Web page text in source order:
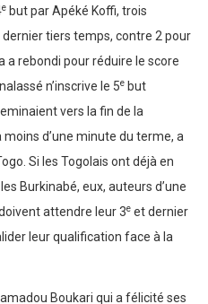
e but par Apéké Koffi, trois
tiers temps, contre 2 pour
a rebondi pour réduire le score
n’inscrive le 5e but
vers la fin de la
d’une minute du terme, a
Si les Togolais ont déjà en
Burkinabé, eux, auteurs d’une
attendre leur 3e et dernier
leur qualification face à la
Boukari qui a félicité ses